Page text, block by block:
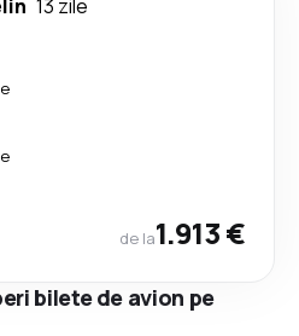
13 zile
de la1.913 €
bilete de avion pe